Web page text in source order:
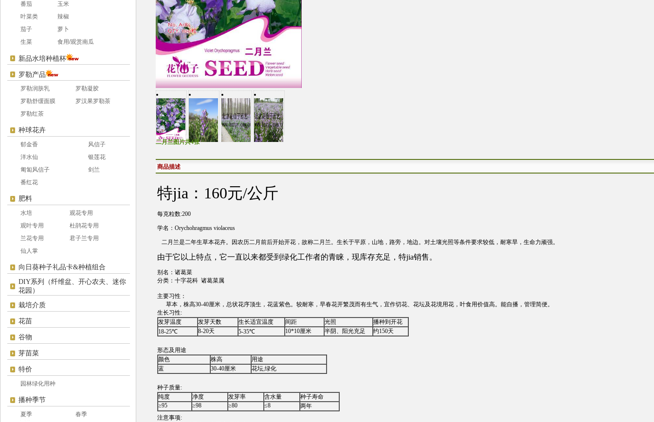
番茄
玉米
叶菜类
辣椒
茄子
萝卜
生菜
食用/观赏南瓜
新品水培种植杯
罗勒产品
罗勒润肤乳
罗勒凝胶
罗勒舒缓面膜
罗汉果罗勒茶
罗勒红茶
种球花卉
郁金香
风信子
洋水仙
银莲花
匍匐风信子
剑兰
番红花
肥料
水培
观花专用
观叶专用
杜鹃花专用
兰花专用
君子兰专用
仙人掌
向日葵种子礼品卡&种植组合
DIY系列（纤维盆、开心农夫、迷你
花园）
栽培介质
花苗
谷物
芽苗菜
特价
园林绿化用种
播种季节
夏季
春季
二月兰图片共4张
商品描述
特jia：160元/公斤
每克粒数:200
学名：Orychohragmus violaceus
二月兰是二年生草本花卉。因农历二月前后开始开花，故称二月兰。生长于平原，山地，路旁，地边。对土壤光照等条件要求较低，耐寒旱，生命力顽强。
由于它以上特点，它一直以来都受到绿化工作者的青睐，现库存充足，特jia销售。
别名：诸葛菜
分类：十字花科 诸葛菜属
主要习性：
草本，株高30-40厘米，总状花序顶生，花蓝紫色。较耐寒，早春花开繁茂而有生气，宜作切花、花坛及花境用花，叶食用价值高。能自播，管理简便。
生长习性:
发芽温度
发芽天数 生长适宜温度 间距 光照
播种到开花
18-25℃
8-20天 5-35℃ 10*10厘米 半阴、阳光充足 约150天
形态及用途
颜色
株高
用途
蓝
30-40厘米 花坛,绿化
种子质量:
纯度
净度 发芽率 含水量
种子寿命
≥95
≥98 ≥80 ≤8
两年
注意事项: